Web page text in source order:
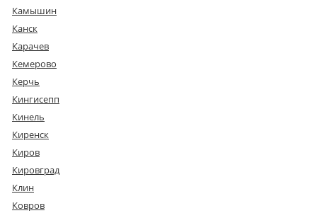
Камышин
Канск
Карачев
Кемерово
Керчь
Кингисепп
Кинель
Киренск
Киров
Кировград
Клин
Ковров